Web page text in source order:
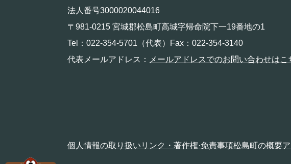
法人番号3000020044016
〒981-0215 宮城郡松島町高城字帰命院下一19番地の1
Tel：022-354-5701（代表）Fax：022-354-3140
代表メールアドレス：
メールアドレスでのお問い合わせはこ
個人情報の取り扱い リンク・著作権·免責事項松島町の概要